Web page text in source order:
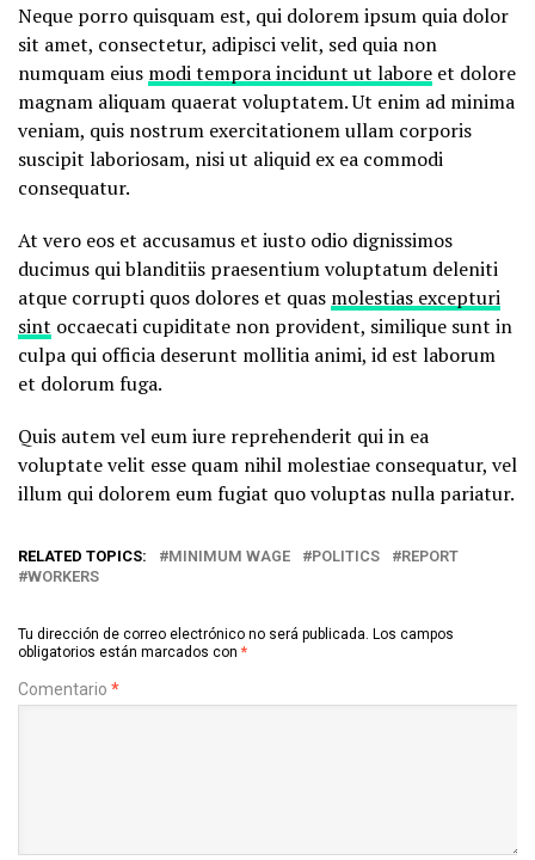
Neque porro quisquam est, qui dolorem ipsum quia dolor
sit amet, consectetur, adipisci velit, sed quia non
numquam eius modi tempora incidunt ut labore et dolore
magnam aliquam quaerat voluptatem. Ut enim ad minima
veniam, quis nostrum exercitationem ullam corporis
suscipit laboriosam, nisi ut aliquid ex ea commodi
consequatur.
At vero eos et accusamus et iusto odio dignissimos
ducimus qui blanditiis praesentium voluptatum deleniti
atque corrupti quos dolores et quas molestias excepturi
sint occaecati cupiditate non provident, similique sunt in
culpa qui officia deserunt mollitia animi, id est laborum
et dolorum fuga.
Quis autem vel eum iure reprehenderit qui in ea
voluptate velit esse quam nihil molestiae consequatur, vel
illum qui dolorem eum fugiat quo voluptas nulla pariatur.
RELATED TOPICS: MINIMUM WAGE POLITICS
REPORT
WORKERS
Tu dirección de correo electrónico no será publicada. Los campos
obligatorios están marcados con *
Comentario *